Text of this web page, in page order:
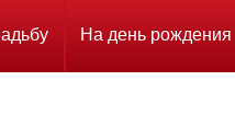
На день рождения